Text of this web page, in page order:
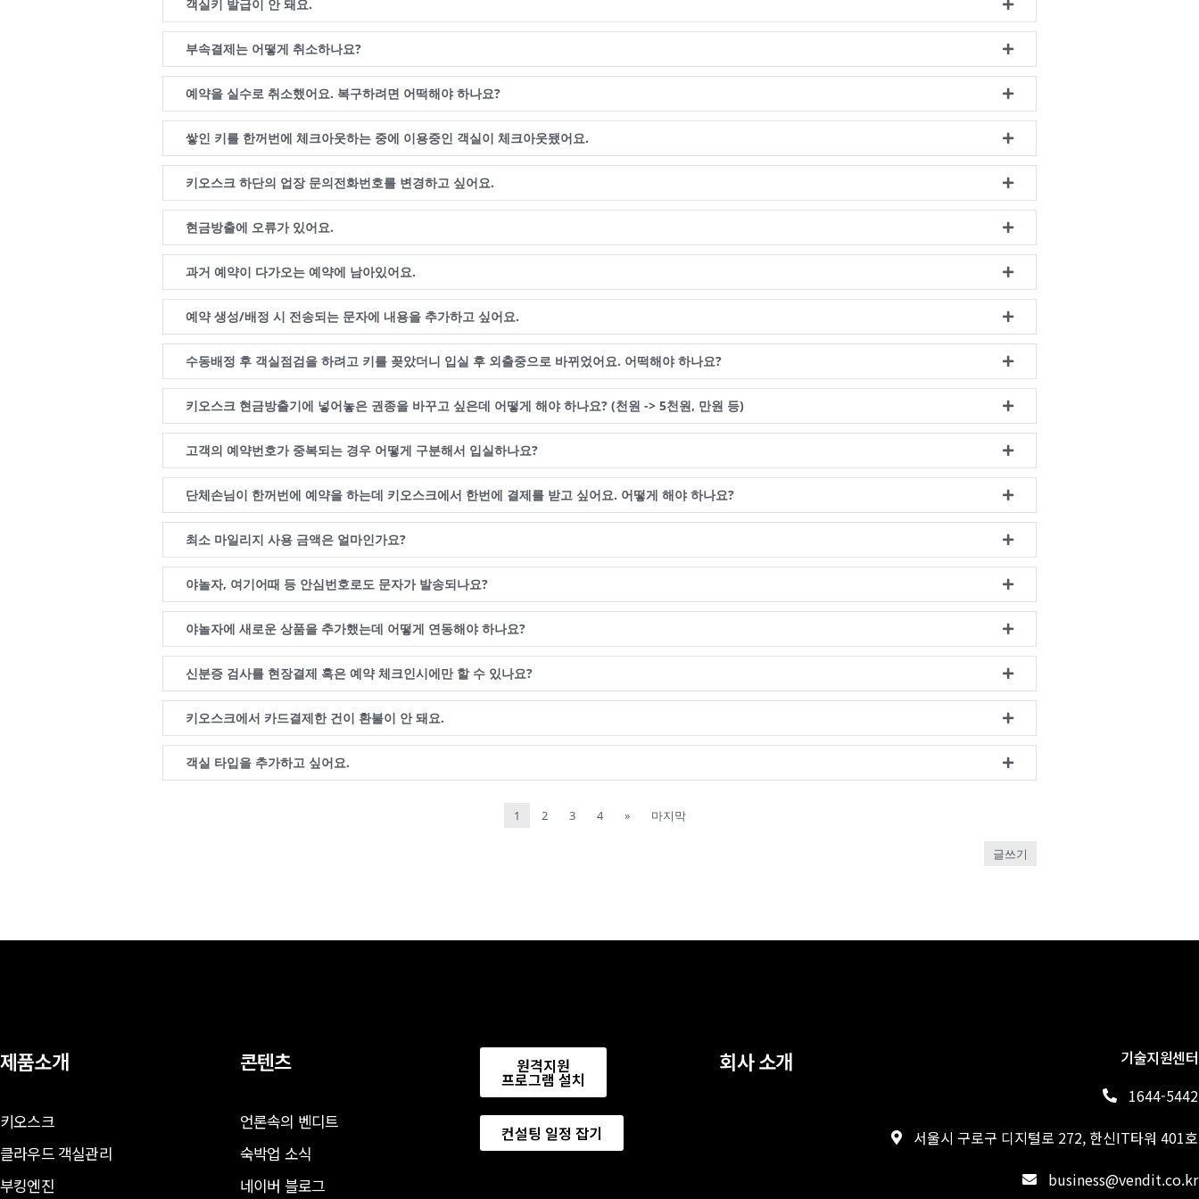
객실키 발급이 안 돼요.
부속결제는 어떻게 취소하나요?
예약을 실수로 취소했어요. 복구하려면 어떡해야 하나요?
쌓인 키를 한꺼번에 체크아웃하는 중에 이용중인 객실이 체크아웃됐어요.
키오스크 하단의 업장 문의전화번호를 변경하고 싶어요.
현금방출에 오류가 있어요.
과거 예약이 다가오는 예약에 남아있어요.
예약 생성/배정 시 전송되는 문자에 내용을 추가하고 싶어요.
수동배정 후 객실점검을 하려고 키를 꽂았더니 입실 후 외출중으로 바뀌었어요. 어떡해야 하나요?
키오스크 현금방출기에 넣어놓은 권종을 바꾸고 싶은데 어떻게 해야 하나요? (천원 -> 5천원, 만원 등)
고객의 예약번호가 중복되는 경우 어떻게 구분해서 입실하나요?
단체손님이 한꺼번에 예약을 하는데 키오스크에서 한번에 결제를 받고 싶어요. 어떻게 해야 하나요?
최소 마일리지 사용 금액은 얼마인가요?
야놀자, 여기어때 등 안심번호로도 문자가 발송되나요?
야놀자에 새로운 상품을 추가했는데 어떻게 연동해야 하나요?
신분증 검사를 현장결제 혹은 예약 체크인시에만 할 수 있나요?
키오스크에서 카드결제한 건이 환불이 안 돼요.
객실 타입을 추가하고 싶어요.
1 2 3 4 » 마지막
글쓰기
제품소개
키오스크
클라우드 객실관리
부킹엔진
콘텐츠
언론속의 벤디트
숙박업 소식
네이버 블로그
원격지원
프로그램 설치
컨설팅 일정 잡기
회사 소개
기술지원센터
1644-5442
서울시 구로구 디지털로 272, 한신IT타워 401호
business@vendit.co.kr